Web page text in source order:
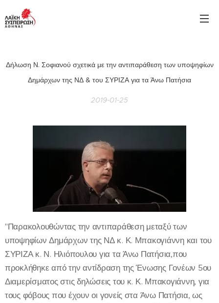
Δήλωση Ν. Σοφιανού σχετικά με την αντιπαράθεση των υποψηφίων
Δημάρχων της ΝΔ & του ΣΥΡΙΖΑ για τα Άνω Πατήσια
2019-01-25
"Παρακολουθώντας την αντιπαράθεση μεταξύ των
υποψηφίων Δημάρχων της ΝΔ κ. Κ. Μπακογιάννη και του
ΣΥΡΙΖΑ κ. Ν. Ηλιόπουλου για τα Άνω Πατήσια,που
προκλήθηκε από την αντίδραση της Ένωσης Γονέων 5ου
Διαμερίσματος στις δηλώσεις του κ. Κ. Μπακογιάννη, για
τους φόβους που έχουν οι γονείς στα Άνω Πατήσια, ως